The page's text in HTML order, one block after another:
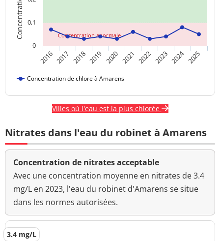
Concentration anormale
Concentration de chlore à Amarens
2016 2017 2018 2019 2020 2021 2022 2023 2024 2025
0
0,1
Villes où l'eau est la plus chlorée
Nitrates dans l'eau du robinet à Amarens
Concentration de nitrates acceptable
Avec une concentration moyenne en nitrates de 3.4
mg/L en 2023, l'eau du robinet d'Amarens se situe
dans les normes autorisées.
3.4 mg/L